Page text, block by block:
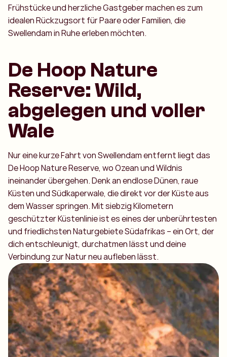
Frühstücke und herzliche Gastgeber machen es zum
idealen Rückzugsort für Paare oder Familien, die
Swellendam in Ruhe erleben möchten.
De Hoop Nature
Reserve: Wild,
abgelegen und voller
Wale
Nur eine kurze Fahrt von Swellendam entfernt liegt das
De Hoop Nature Reserve, wo Ozean und Wildnis
ineinander übergehen. Denk an endlose Dünen, raue
Küsten und Südkaperwale, die direkt vor der Küste aus
dem Wasser springen. Mit siebzig Kilometern
geschützter Küstenlinie ist es eines der unberührtesten
und friedlichsten Naturgebiete Südafrikas – ein Ort, der
dich entschleunigt, durchatmen lässt und deine
Verbindung zur Natur neu aufleben lässt.